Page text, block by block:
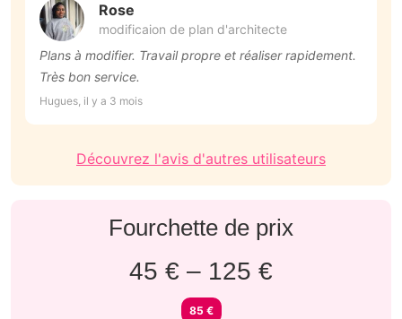
Rose
modificaion de plan d'architecte
Plans à modifier. Travail propre et réaliser rapidement.
Très bon service.
Hugues, il y a 3 mois
Découvrez l'avis d'autres utilisateurs
Fourchette de prix
45 € – 125 €
85 €